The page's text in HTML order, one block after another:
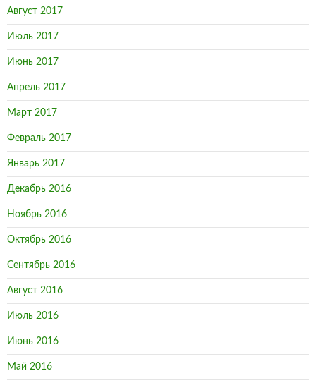
Август 2017
Июль 2017
Июнь 2017
Апрель 2017
Март 2017
Февраль 2017
Январь 2017
Декабрь 2016
Ноябрь 2016
Октябрь 2016
Сентябрь 2016
Август 2016
Июль 2016
Июнь 2016
Май 2016